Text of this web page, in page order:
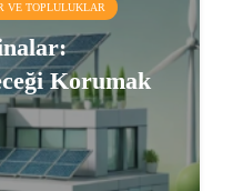
VE TOPLULUKLAR
Korumak